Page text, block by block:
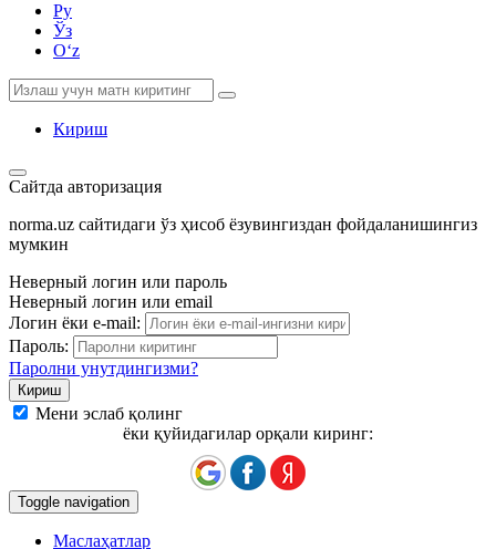
Ру
Ўз
Oʻz
Кириш
Сайтда авторизация
norma.uz сайтидаги ўз ҳисоб ёзувингиздан фойдаланишингиз
мумкин
Неверный логин или пароль
Неверный логин или email
Логин ёки e-mail:
Пароль:
Паролни унутдингизми?
Мени эслаб қолинг
ёки қуйидагилар орқали киринг:
Toggle navigation
Маслаҳатлар